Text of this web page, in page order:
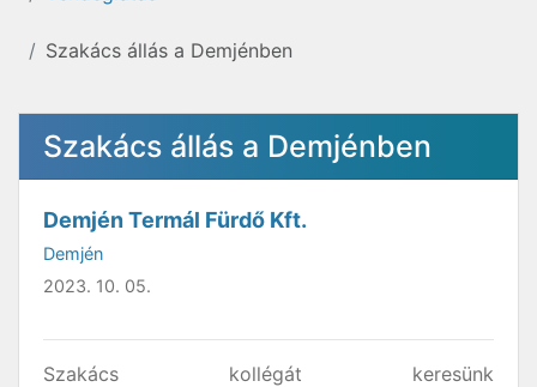
Szakács állás a Demjénben
Szakács állás a Demjénben
Demjén Termál Fürdő Kft.
Demjén
2023. 10. 05.
Szakács kollégát keresünk